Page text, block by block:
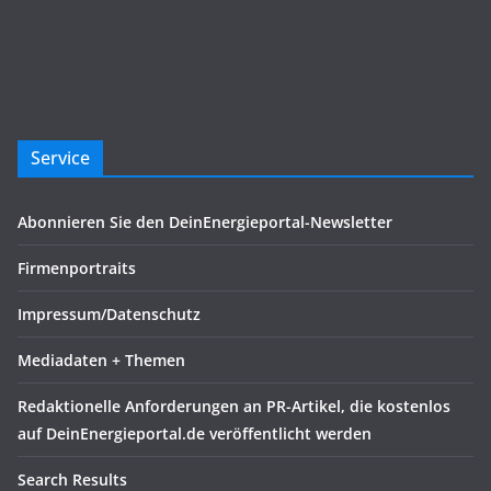
Service
Abonnieren Sie den DeinEnergieportal-Newsletter
Firmenportraits
Impressum/Datenschutz
Mediadaten + Themen
Redaktionelle Anforderungen an PR-Artikel, die kostenlos
auf DeinEnergieportal.de veröffentlicht werden
Search Results